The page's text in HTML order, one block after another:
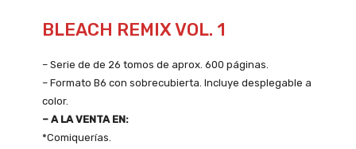
BLEACH REMIX VOL. 1
– Serie de de 26 tomos de aprox. 600 páginas.
– Formato B6 con sobrecubierta. Incluye desplegable a
color.
– A LA VENTA EN:
*Comiquerías.